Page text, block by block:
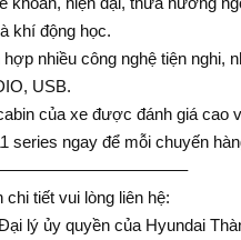
khí động học.
nhiều công nghệ tiện nghi,
USB.
của xe được đánh giá cao
series ngay để mỗi chuyến
tiết vui lòng liên hệ:
lý ủy quyền của Hyundai